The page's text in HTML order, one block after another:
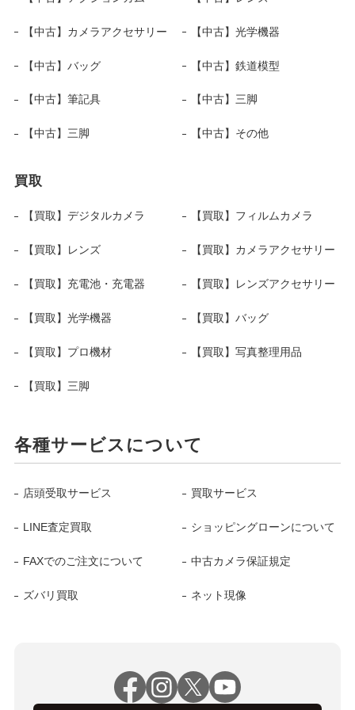
【中古】カメラアクセサリー 【中古】光学機器
【中古】バッグ 【中古】鉄道模型
【中古】筆記具 【中古】三脚
【中古】三脚 【中古】その他
買取
【買取】デジタルカメラ 【買取】フィルムカメラ
【買取】レンズ 【買取】カメラアクセサリー
【買取】充電池・充電器 【買取】レンズアクセサリー
【買取】光学機器 【買取】バッグ
【買取】プロ機材 【買取】写真整理用品
【買取】三脚
各種サービスについて
店頭受取サービス 買取サービス
LINE査定買取 ショッピングローンについて
FAXでのご注文について 中古カメラ保証規定
ズバリ買取 ネット現像